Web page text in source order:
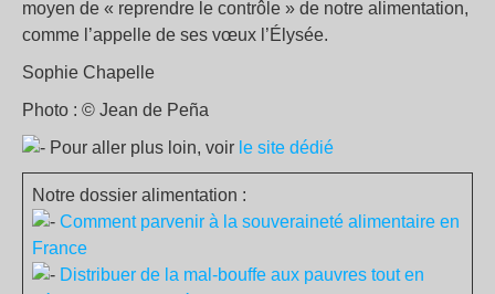
moyen de « reprendre le contrôle » de notre alimentation,
comme l’appelle de ses vœux l’Élysée.
Sophie Chapelle
Photo : © Jean de Peña
Pour aller plus loin, voir le site dédié
Notre dossier alimentation :
Comment parvenir à la souveraineté alimentaire en
France
Distribuer de la mal-bouffe aux pauvres tout en